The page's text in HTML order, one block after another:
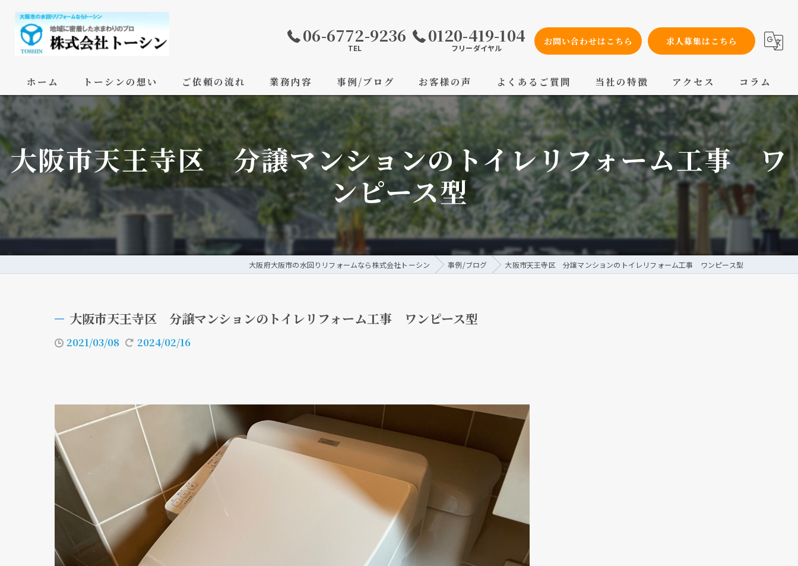
06-6772-9236
TEL
0120-419-104
フリーダイヤル
お問い合わせはこちら 求人募集はこちら
ホーム トーシンの想い ご依頼の流れ 業務内容 事例/ブログ お客様の声 よくあるご質問 当社の特徴
設備工事
内装工事
メンテナンス
配管工事
交換
アクセス コラム
大阪市天王寺区 分譲マンションのトイレリフォーム工事 ワ
ンピース型
大阪府大阪市の水回りリフォームなら株式会社トーシン 事例/ブログ 大阪市天王寺区 分譲マンションのトイレリフォーム工事 ワンピース型
大阪市天王寺区 分譲マンションのトイレリフォーム工事 ワンピース型
2021/03/08 2024/02/16